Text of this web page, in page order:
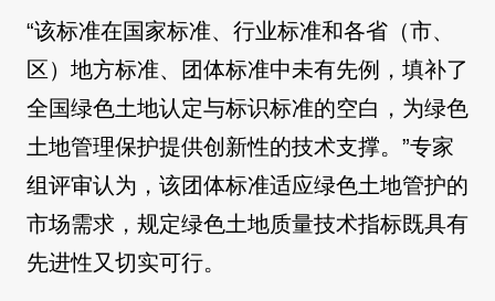
“该标准在国家标准、行业标准和各省（市、
区）地方标准、团体标准中未有先例，填补了
全国绿色土地认定与标识标准的空白，为绿色
土地管理保护提供创新性的技术支撑。”专家
组评审认为，该团体标准适应绿色土地管护的
市场需求，规定绿色土地质量技术指标既具有
先进性又切实可行。